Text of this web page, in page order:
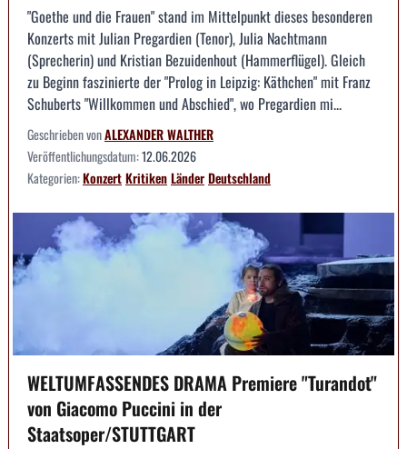
"Goethe und die Frauen" stand im Mittelpunkt dieses besonderen
Konzerts mit Julian Pregardien (Tenor), Julia Nachtmann
(Sprecherin) und Kristian Bezuidenhout (Hammerflügel). Gleich
zu Beginn faszinierte der "Prolog in Leipzig: Käthchen" mit Franz
Schuberts "Willkommen und Abschied", wo Pregardien mi...
Geschrieben vonALEXANDER WALTHER
Veröffentlichungsdatum:12.06.2026
Kategorien:KonzertKritikenLänderDeutschland
WELTUMFASSENDES DRAMA Premiere "Turandot"
von Giacomo Puccini in der
Staatsoper/STUTTGART